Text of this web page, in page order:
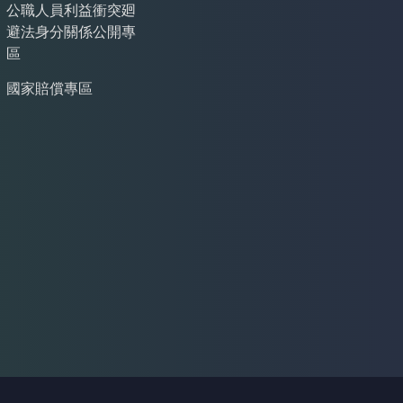
公職人員利益衝突廻
避法身分關係公開專
區
國家賠償專區